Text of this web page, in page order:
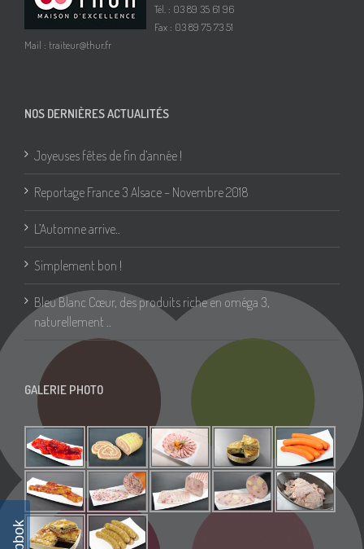
Tél. : 03 89 35 61 96
Fax : 03 89 75 73 51
Mail : traiteur@thur.fr
NOS DERNIÈRES ACTUALITÉS
Joyeuses fêtes de fin d’année !
Reportage France 3 Alsace – Novembre 2018
L’Automne arrive..
Simplement bon !
Bleu Blanc Cœur, des produits riche en oméga 3,
naturellement ..
GALERIE PHOTO